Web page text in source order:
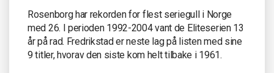
Rosenborg har rekorden for flest seriegull i Norge
med 26. I perioden 1992-2004 vant de Eliteserien 13
år på rad. Fredrikstad er neste lag på listen med sine
9 titler, hvorav den siste kom helt tilbake i 1961.